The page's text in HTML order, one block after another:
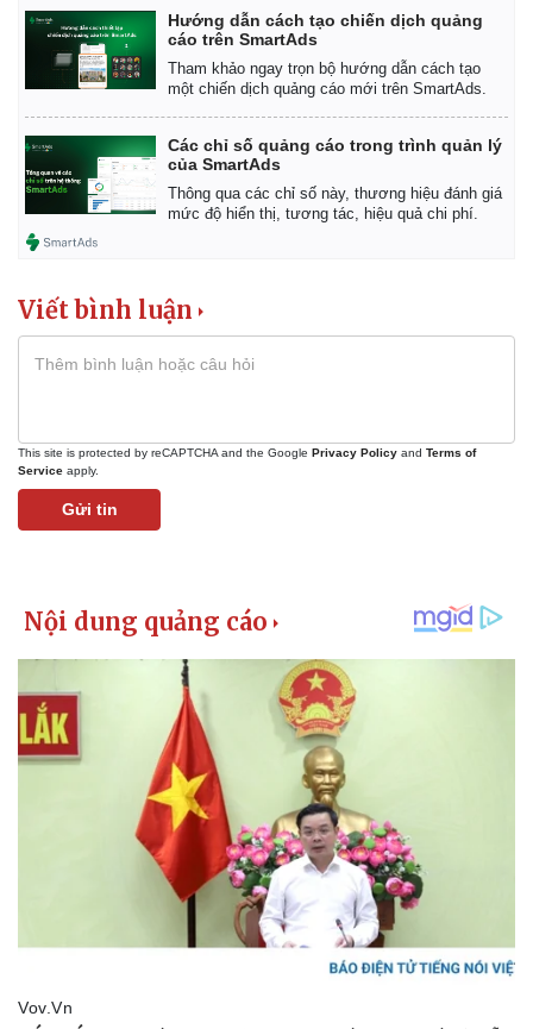
Kinh tế
Tỷ giá
Hướng dẫn cách tạo chiến dịch quảng
cáo trên SmartAds
Tham khảo ngay trọn bộ hướng dẫn cách tạo
một chiến dịch quảng cáo mới trên SmartAds.
Các chỉ số quảng cáo trong trình quản lý
của SmartAds
Thông qua các chỉ số này, thương hiệu đánh giá
mức độ hiển thị, tương tác, hiệu quả chi phí.
Viết bình luận
This site is protected by reCAPTCHA and the Google Privacy Policy and Terms of
Service apply.
Gửi tin